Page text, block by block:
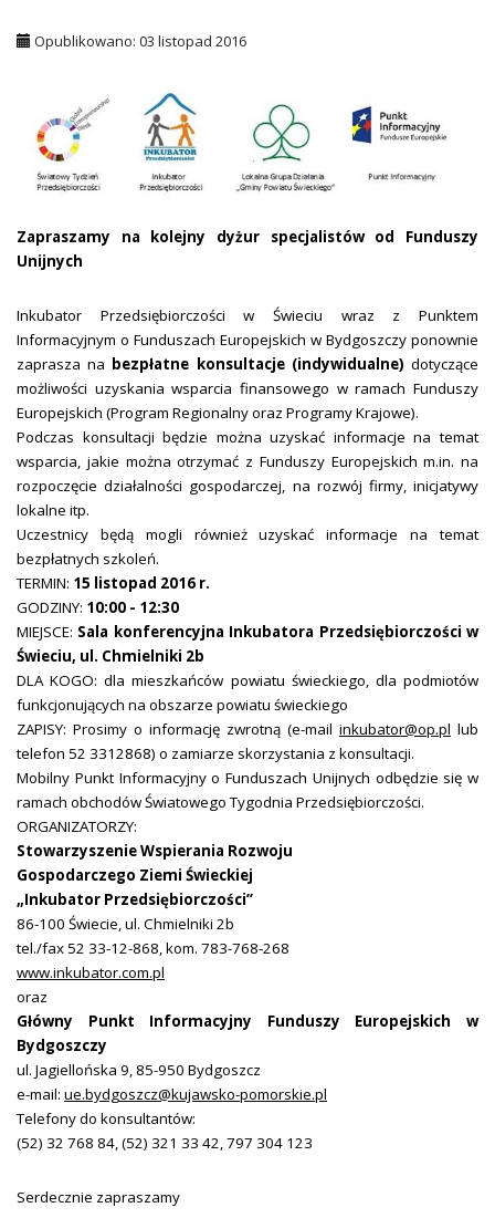
Opublikowano: 03 listopad 2016
Zapraszamy na kolejny dyżur specjalistów od Funduszy
Unijnych
Inkubator Przedsiębiorczości w Świeciu wraz z Punktem
Informacyjnym o Funduszach Europejskich w Bydgoszczy ponownie
zaprasza na bezpłatne konsultacje (indywidualne) dotyczące
możliwości uzyskania wsparcia finansowego w ramach Funduszy
Europejskich (Program Regionalny oraz Programy Krajowe).
Podczas konsultacji będzie można uzyskać informacje na temat
wsparcia, jakie można otrzymać z Funduszy Europejskich m.in. na
rozpoczęcie działalności gospodarczej, na rozwój firmy, inicjatywy
lokalne itp.
Uczestnicy będą mogli również uzyskać informacje na temat
bezpłatnych szkoleń.
TERMIN: 15 listopad 2016 r.
GODZINY: 10:00 - 12:30
MIEJSCE: Sala konferencyjna Inkubatora Przedsiębiorczości w
Świeciu, ul. Chmielniki 2b
DLA KOGO: dla mieszkańców powiatu świeckiego, dla podmiotów
funkcjonujących na obszarze powiatu świeckiego
ZAPISY: Prosimy o informację zwrotną (e-mail inkubator@op.pl lub
telefon 52 3312868) o zamiarze skorzystania z konsultacji.
Mobilny Punkt Informacyjny o Funduszach Unijnych odbędzie się w
ramach obchodów Światowego Tygodnia Przedsiębiorczości.
ORGANIZATORZY:
Stowarzyszenie Wspierania Rozwoju
Gospodarczego Ziemi Świeckiej
„Inkubator Przedsiębiorczości”
86-100 Świecie, ul. Chmielniki 2b
tel./fax 52 33-12-868, kom. 783-768-268
www.inkubator.com.pl
oraz
Główny Punkt Informacyjny Funduszy Europejskich w
Bydgoszczy
ul. Jagiellońska 9, 85-950 Bydgoszcz
e-mail: ue.bydgoszcz@kujawsko-pomorskie.pl
Telefony do konsultantów:
(52) 32 768 84, (52) 321 33 42, 797 304 123
Serdecznie zapraszamy